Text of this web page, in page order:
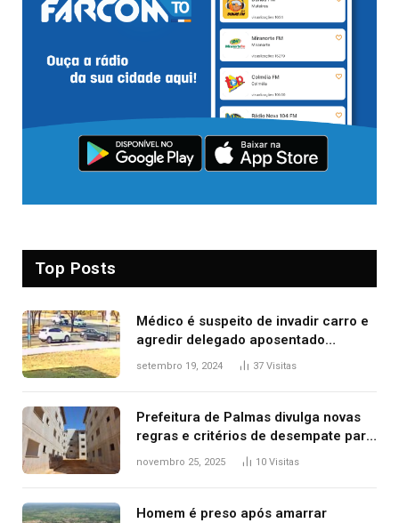
Top Posts
Médico é suspeito de invadir carro e
agredir delegado aposentado
durante confusão no trânsito
setembro 19, 2024 37 Visitas
Prefeitura de Palmas divulga novas
regras e critérios de desempate para
seleção de famílias no Minha Casa,
novembro 25, 2025 10 Visitas
Homem é preso após amarrar